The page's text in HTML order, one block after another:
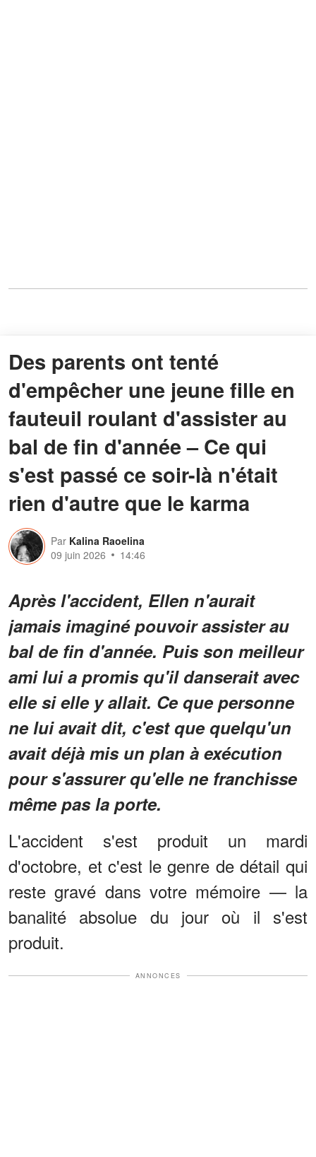
Des parents ont tenté
d'empêcher une jeune fille en
fauteuil roulant d'assister au
bal de fin d'année – Ce qui
s'est passé ce soir-là n'était
rien d'autre que le karma
Par Kalina Raoelina
09 juin 2026
14:46
Après l'accident, Ellen n'aurait
jamais imaginé pouvoir assister au
bal de fin d'année. Puis son meilleur
ami lui a promis qu'il danserait avec
elle si elle y allait. Ce que personne
ne lui avait dit, c'est que quelqu'un
avait déjà mis un plan à exécution
pour s'assurer qu'elle ne franchisse
même pas la porte.
L'accident s'est produit un mardi
d'octobre, et c'est le genre de détail qui
reste gravé dans votre mémoire — la
banalité absolue du jour où il s'est
produit.
ANNONCES